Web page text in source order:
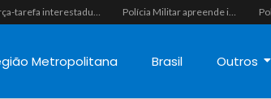
Força-tarefa interestadual mira rede de agiotagem e contrabando com mandados no Seridó e na Paraíba Polícia Militar apreende indivíduo com porção de maconha durante patrulhamento em Parelhas
Metropolitana Brasil Outros